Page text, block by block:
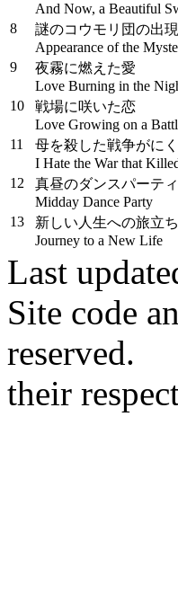
And Now, a Beautiful
8
謎のコウモリ団の出現
Appearance of the
9
夜霧に燃えた愛
Love Burning in the
10
戦場に咲いた恋
Love Growing on a
11
母を殺した戦争がに
I Hate the War that
12
真昼のダンスパーテ
Midday Dance Party
13
新しい人生への旅立ち
Journey to a New Life
Last
Site code
reserved.
their